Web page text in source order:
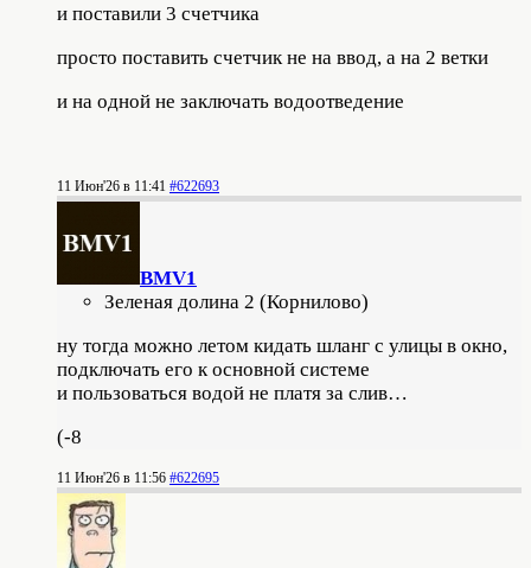
и поставили 3 счетчика
просто поставить счетчик не на ввод, а на 2 ветки
и на одной не заключать водоотведение
11 Июн'26 в 11:41 #622693
BMV1
Зеленая долина 2 (Корнилово)
ну тогда можно летом кидать шланг с улицы в окно,
подключать его к основной системе
и пользоваться водой не платя за слив…
(-8
11 Июн'26 в 11:56 #622695